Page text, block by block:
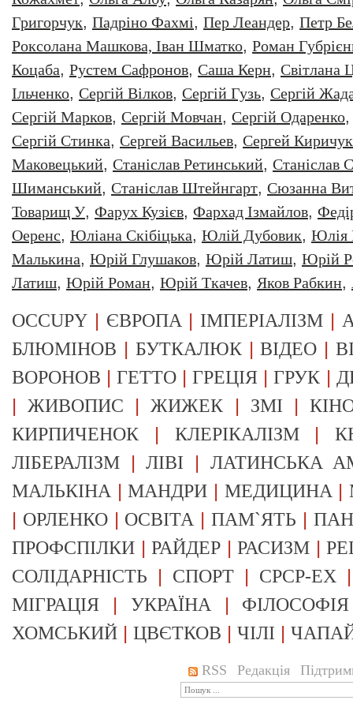
Григорчук, Падріно Фахмі, Пер Леандер, Петр
Роксолана Машкова, Іван Шматко, Роман
Коцаба, Рустем Сафронов, Саша Керн, Світлана
Ільченко, Сергій Вілков, Сергій Гузь, Сергій
Сергій Марков, Сергій Мовчан, Сергій Одаренко
Сергій Стинка, Сергей Васильев, Сергей Киричук
Маковецький, Станіслав Ретинський, Станіслав
Шиманський, Станіслав Штейнгарт, Сюзанна
Товарищ У, Фарух Кузієв, Фархад Ізмайлов,
Оеренс, Юліана Скібіцька, Юлій Дубовик, Юлія
Малькина, Юрiй Глушаков, Юрiй Латиш, Юрiй
Латиш, Юрій Роман, Юрій Ткачев, Яков Рабкин,
OCCUPY | ЄВРОПА | ІМПЕРІАЛІЗМ |
БЛЮМІНОВ | БУТКАЛЮК|ВІДЕО |
ВОРОНОВ |ГЕТТО |ГРЕЦІЯ |ГРУК |
|ЖИВОПИС |ЖИЖЕК | ЗМІ |
КИРПИЧЕНОК | КЛЕРІКАЛІЗМ|
ЛІБЕРАЛІЗМ |ЛІВІ | ЛАТИНСЬКА
МАЛЬКІНА |МАНДРИ | МЕДИЦИНА |
| ОРЛЕНКО| ОСВІТА |ПАМ`ЯТЬ |
ПРОФСПІЛКИ |РАЙДЕР |РАСИЗМ |
СОЛІДАРНІСТЬ | СПОРТ | СРСР-EX
МІГРАЦІЯ | УКРАЇНА | ФІЛОСОФІЯ
ХОМСЬКИЙ | ЦВЄТКОВ | ЧІЛІ |
RSS Редакція